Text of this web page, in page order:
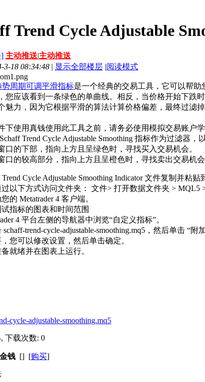
Trend Cycle Adjustable
] 主动推送|主动推送
3-18 08:34:48 | 显示全部楼层 |阅读模式
势周期可调平滑指标是一个经典的交易工具，它可以帮
您应该看到一条绿色的单曲线。相反，当价格开始下跌
魅力，因为它根据平滑的算法计算价格偏差，最终过滤
下使用真钱使用此工具之前，请务必使用模拟交易账户学
Trend Cycle Adjustable Smoothing 指标作为过滤器
口的下部，指向上方且呈绿色时，寻找买入交易机会。
口的较高部分，指向上方且呈橙色时，寻找卖出交易机会
Trend Cycle Adjustable Smoothing Indicator 文件复制并粘
以下方式访问文件夹： 文件> 打开数据文件夹 > MQL5
的 Metatrader 4 客户端。
指标的图表和时间范围
4 平台左侧的导航器中浏览“自定义指标”。
trend-cycle-adjustable-smoothing.mq5，然后单击 “附
您可以修改设置，然后单击确定。
就绪并在图表上运行。
cycle-adjustable-smoothing.mq5
下载次数: 0
钱 [] [购买]